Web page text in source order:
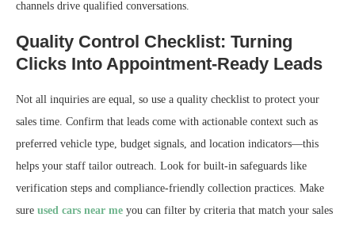
channels drive qualified conversations.
Quality Control Checklist: Turning
Clicks Into Appointment-Ready Leads
Not all inquiries are equal, so use a quality checklist to protect your
sales time. Confirm that leads come with actionable context such as
preferred vehicle type, budget signals, and location indicators—this
helps your staff tailor outreach. Look for built-in safeguards like
verification steps and compliance-friendly collection practices. Make
sure used cars near me you can filter by criteria that match your sales